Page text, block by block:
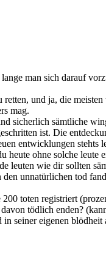
man sich darauf
und ja, die
mag.
sicherlich sämtliche
ist. Die
entwicklungen
ohne solche
wie dir sollten
unnatürlichen tod
toten registriert
tödlich enden?
seiner eigenen